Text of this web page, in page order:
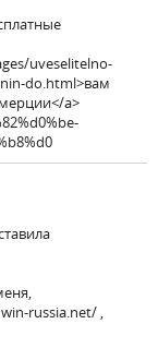
uveselitelno-
do.html>вам
a>
russia.net/ ,